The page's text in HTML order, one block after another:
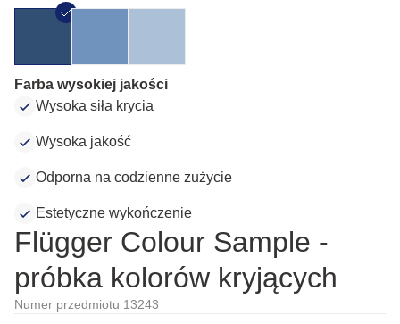
Farba wysokiej jakości
Wysoka siła krycia
Wysoka jakość
Odporna na codzienne zużycie
Estetyczne wykończenie
Flügger Colour Sample -
próbka kolorów kryjących
Numer przedmiotu 13243